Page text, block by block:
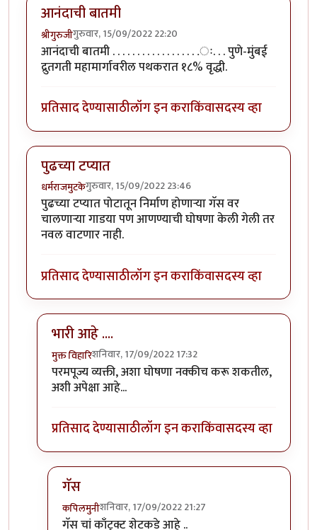
आनंदाची बातमी
श्रीगुरुजीगुरुवार, 15/09/2022 22:20
आनंदाची बातमी . . . . . . . . . . . . . . . . . .ः. . . पुणे-मुंबई
द्रुतगती महामार्गावरील पथकरात १८% वृद्धी.
प्रतिसाद देण्यासाठीलॉग इन कराकिंवासदस्य व्हा
पुढच्या टप्यात
धर्मराजमुटकेगुरुवार, 15/09/2022 23:46
पुढच्या टप्यात पोटातून निर्माण होणार्‍या गॅस वर
चालणार्‍या गाडया पण आणण्याची घोषणा केली गेली तर
नवल वाटणार नाही.
प्रतिसाद देण्यासाठीलॉग इन कराकिंवासदस्य व्हा
भारी आहे ....
मुक्त विहारिशनिवार, 17/09/2022 17:32
In reply toपुढच्या टप्यातbyधर्मराजमुटके
परमपूज्य व्यक्ती, अशा घोषणा नक्कीच करू शकतील,
अशी अपेक्षा आहे...
प्रतिसाद देण्यासाठीलॉग इन कराकिंवासदस्य व्हा
गॅस
कपिलमुनीशनिवार, 17/09/2022 21:27
In reply toभारी आहे ....byमुक्त विहारि
गॅस चां काँट्रक्ट शेटकडे आहे ..